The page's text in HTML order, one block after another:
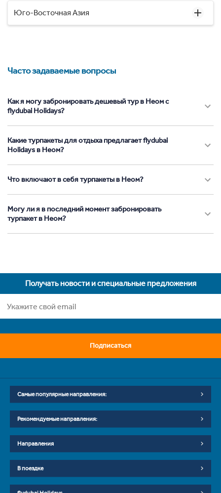
Юго-Восточная Азия
Часто задаваемые вопросы
Как я могу забронировать дешевый тур в Неом с
flydubai Holidays?
Какие турпакеты для отдыха предлагает flydubai
Holidays в Неом?
Что включают в себя турпакеты в Неом?
Могу ли я в последний момент забронировать
турпакет в Неом?
Получать новости и специальные предложения
Подписаться
Самые популярные направления:
Рекомендуемые направления:
Направления
В поездке